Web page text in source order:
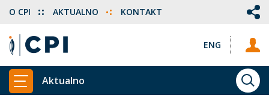
ENG
O CPI AKTUALNO KONTAKT
PRIKAŽI GLAVNI MENI
Aktualno